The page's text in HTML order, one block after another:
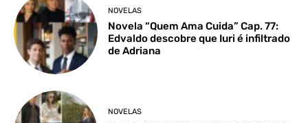
NOVELAS
Novela “Quem Ama Cuida” Cap. 77:
Edvaldo descobre que Iuri é infiltrado
de Adriana
NOVELAS